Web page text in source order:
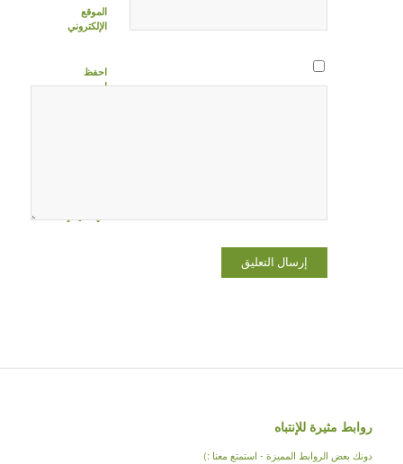
الموقع
الإلكتروني
احفظ
اسمي،
روابط مثيرة للإنتباه
دونك بعض الروابط المميزة - استمتع معنا :)